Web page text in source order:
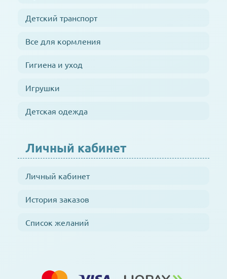
Детский транспорт
Все для кормления
Гигиена и уход
Игрушки
Детская одежда
Личный кабинет
Личный кабинет
История заказов
Список желаний